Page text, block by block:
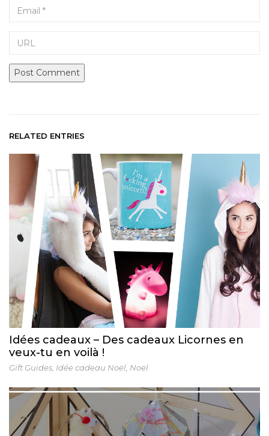
Email
RELATED ENTRIES
Idées cadeaux – Des cadeaux Licornes en
veux-tu en voilà !
Gift Guides Idée cadeau Noël Noël